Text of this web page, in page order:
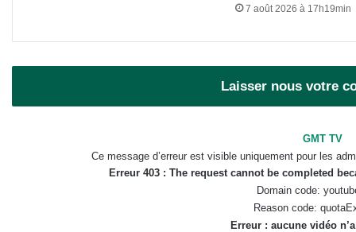
7 août 2026 à 17h19min
Laisser nous votre
GMT TV
Ce message d’erreur est visible uniquement pour les
Erreur 403 : The request cannot be completed
Domain code:
Reason code:
Erreur : aucune vidéo